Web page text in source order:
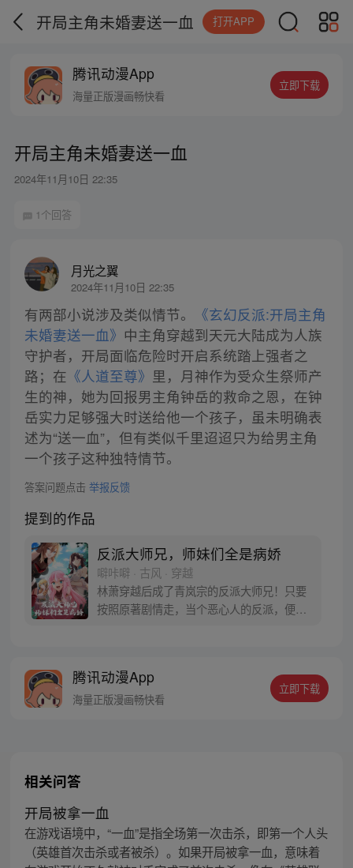
开局主角未婚妻送一血 打开APP
腾讯动漫App
海量正版漫画畅快看
立即下载
开局主角未婚妻送一血
2024年11月10日 22:35
1个回答
月光之翼
2024年11月10日 22:35
有两部小说涉及类似情节。
《玄幻反派:开局主角
未婚妻送一血》 中主角穿越到天元大陆成为人族
守护者，开局面临危险时开启系统踏上强者之
路；在 《人道至尊》 里，月神作为受众生祭师产
生的神，她为回报男主角钟岳的救命之恩，在钟
岳实力足够强大时送给他一个孩子，虽未明确表
述为“送一血”，但有类似千里迢迢只为给男主角
一个孩子这种独特情节。
答案问题点击 举报反馈
提到的作品
反派大师兄，师妹们全是病娇
噼咔噼 · 古风 · 穿越
林萧穿越后成了青岚宗的反派大师兄！只要
按照原著剧情走，当个恶心人的反派，便能
男主叶辰拜入师门这天！林萧兴奋不已，准
备毒害男主，按照剧情，他将会被几位师妹
腾讯动漫App
海量正版漫画畅快看
立即下载
相关问答
开局被拿一血
在游戏语境中，“一血”是指全场第一次击杀，即第一个人头
（英雄首次击杀或者被杀）。如果开局被拿一血，意味着